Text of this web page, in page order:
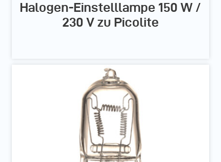
Halogen-Einstelllampe 150 W /
230 V zu Picolite